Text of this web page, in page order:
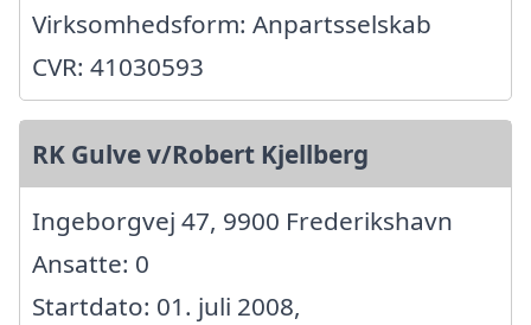
Virksomhedsform: Anpartsselskab
CVR: 41030593
RK Gulve v/Robert Kjellberg
Ingeborgvej 47, 9900 Frederikshavn
Ansatte: 0
Startdato: 01. juli 2008,